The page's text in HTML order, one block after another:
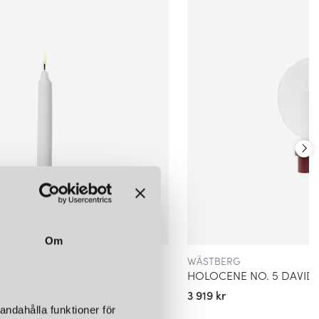
Om
funktioner för
60-70 talet. Dessa hittar du i färgerna gul, klarröd, grön, gul, vit,
finns både som takplafond, vägg-, bordslampor i olika storlekar.
även den omtyckta och stilrena modellen Pao i opalglas och de
erbjuder vi på Norrmalms Elektriska även ett
textilier för det moderna hemmet. Hos oss hittar du förutom alla
ljusstakar, speglar och deras klassiska DLM bord.
WÄSTBERG
3 919 kr